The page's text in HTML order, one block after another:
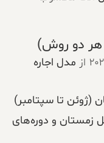
هر دو روش)
مدل اجاره
(ژوئن تا سپتامبر)
زمستان و دوره‌های